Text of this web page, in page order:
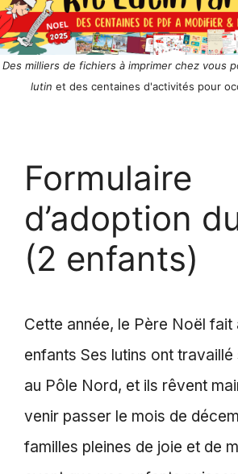
Des milliers de fichiers à imprimer chez vous
lutin et des centaines d'activités pour
Formulaire
d’adoption
(2 enfants)
Cette année, le Père Noël fait
enfants Ses lutins ont
au Pôle Nord, et ils rêvent
venir passer le mois de
familles pleines de joie et de